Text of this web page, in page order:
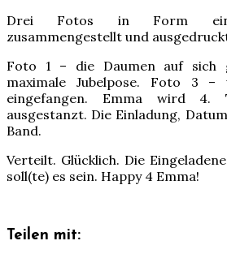
Drei Fotos in Form
zusammengestellt und
Foto 1 – die Daumen auf sich
maximale Jubelpose. Foto 3
eingefangen. Emma wird 4.
ausgestanzt. Die Einladung,
Band.
Verteilt. Glücklich. Die
soll(te) es sein. Happy 4 Emma!
Teilen mit: